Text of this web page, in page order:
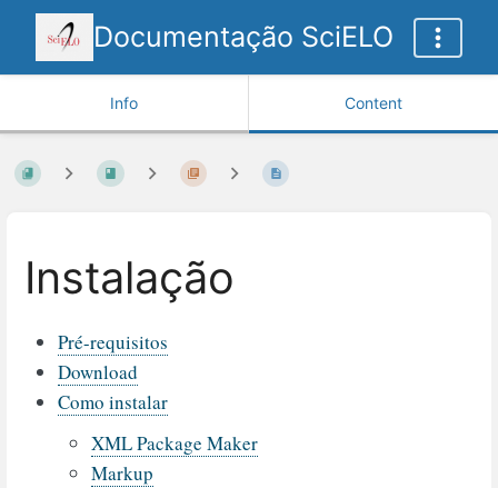
Documentação SciELO
Info Content
Instalação
Pré-requisitos
Download
Como instalar
XML Package Maker
Markup